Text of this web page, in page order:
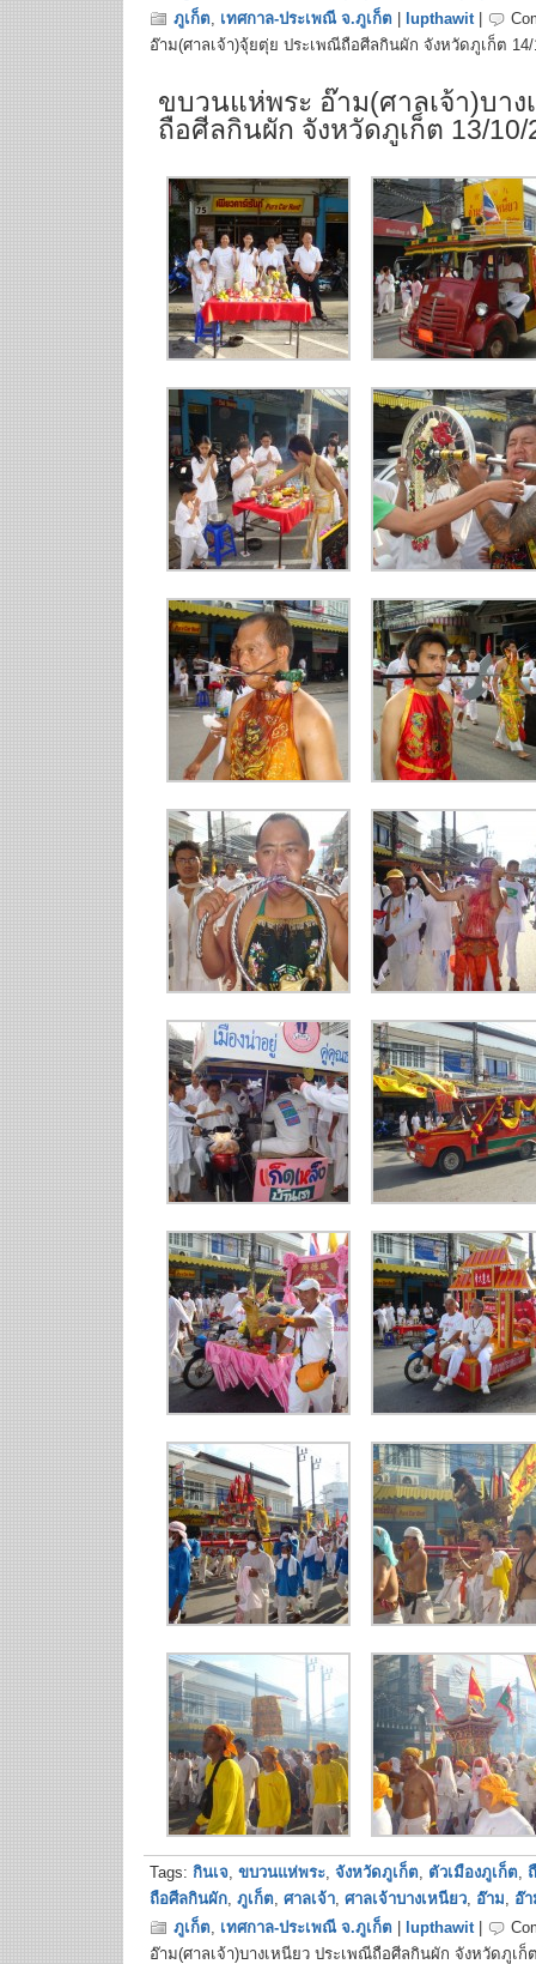
ภูเก็ต, เทศกาล-ประเพณี จ.ภูเก็ต lupthawit|
อ๊าม(ศาลเจ้า)จุ้ยตุ่ย ประเพณีถือศีลกินผัก จังหวัดภูเก็ต 14/
ขบวนแห่พระ อ๊าม(ศาลเจ้า)บาง
ถือศีลกินผัก จังหวัดภูเก็ต 13/10/
Tags: กินเจ, ขบวนแห่พระ, จังหวัดภูเก็ต, ตัวเมืองภูเก็ต,
ถือศีลกินผัก, ภูเก็ต, ศาลเจ้า, ศาลเจ้าบางเหนียว, อ๊าม, อ๊
ภูเก็ต, เทศกาล-ประเพณี จ.ภูเก็ต lupthawit|
อ๊าม(ศาลเจ้า)บางเหนียว ประเพณีถือศีลกินผัก จังหวัดภูเก็